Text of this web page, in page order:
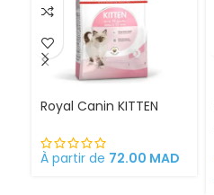
Royal Canin KITTEN
À partir de 72.00 MAD